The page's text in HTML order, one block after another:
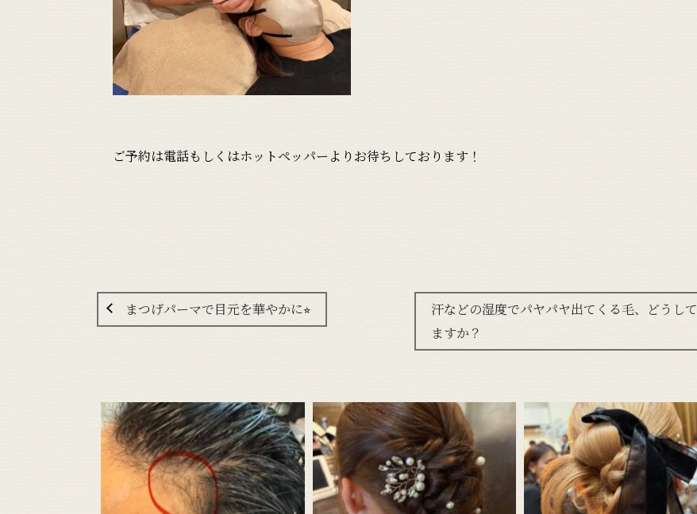
ご予約は電話もしくはホットペッパーよりお待ちしております！
まつげパーマで目元を華やかに⭐︎
汗などの湿度でパヤパヤ出てくる毛、どうして
ますか？